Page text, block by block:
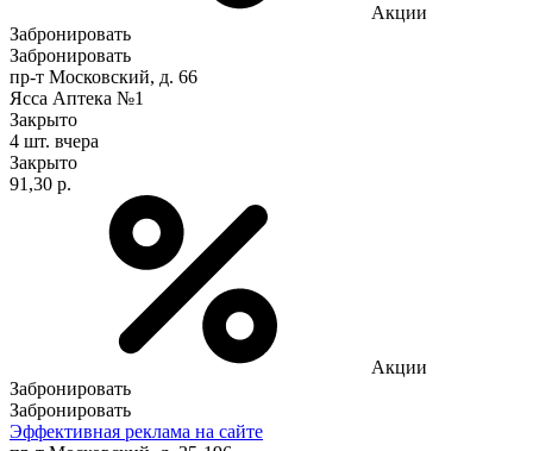
Акции
Забронировать
Забронировать
пр-т Московский, д. 66
Ясса Аптека №1
Закрыто
4 шт. вчера
Закрыто
91,30 р.
Акции
Забронировать
Забронировать
Эффективная реклама на сайте